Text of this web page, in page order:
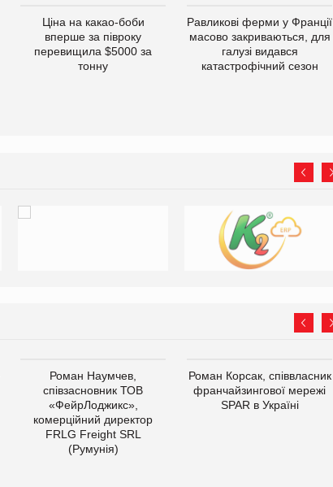
Ціна на какао-боби
вперше за півроку
перевищила $5000 за
тонну
Равликові ферми у Франції
масово закриваються, для
галузі видався
катастрофічний сезон
Роман Наумчев,
співзасновник ТОВ
«ФейрЛоджикс»,
комерційний директор
FRLG Freight SRL
(Румунія)
Роман Корсак, співвласник
франчайзингової мережі
SPAR в Україні